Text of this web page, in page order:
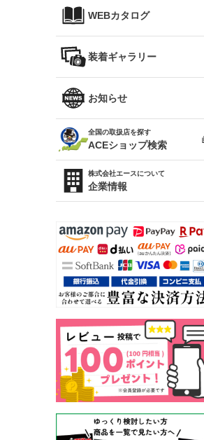
クラウン
クラウンマジェスタ
アリスト
ソアラ
アルテッツァ
プロボックス
RAV4
Z32 フェアレディZ
R34 スカイライン
スカイライン
（ER34/R33/ECR33/R32）
キャラバン
ローレル
セフィーロ
帽子
バッグ
ファッション小物
雑貨・ステーショナリー
ベビー用品
WEBカタログ
装着ギャラリー
お知らせ
全国の取扱店を探す
ACEショップ検索
株式会社エースについて
企業情報